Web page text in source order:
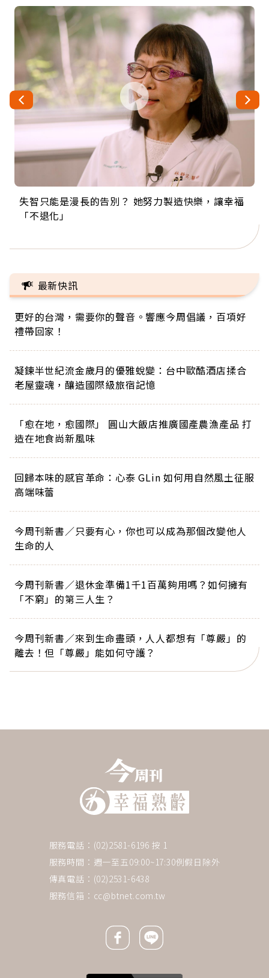
失智只能是漫長的告別？ 她努力製造快樂，讓幸福
「不退化」
來自剛果的巧克力神父 為台灣奉獻36年 「台灣是我
的家，我連作夢都講台語！」
63歲卸矽谷副總、搬回台灣找快樂！「蛋黃哥小
丑」走進安養院，逗樂上萬爺奶：退休後才開始真
104歲打破金氏世界紀錄 成為全球最年長羽球選
手，分享長壽的秘密原來是「這個」
事業巔峰他選擇追夢…黑手阿伯拉小提琴還登上小
巨蛋！連CNN都大讚！
最新快訊
更好的台灣，需要你的聲音。響應今周倡議，百項好
禮帶回家！
凝鍊半世紀流金歲月的優雅蛻變：台中歐酷酒店揉合
老屋靈魂，釀造國際級旅宿記憶
「愈在地，愈國際」 圓山大飯店推廣國產農漁產品 打
造在地食尚新風味
回歸本味的感官革命：心泰 GLin 如何用自然風土征服
高端味蕾
今周刊新書／只要有心，你也可以成為那個改變他人
生命的人
今周刊新書／退休金準備1千1百萬夠用嗎？如何擁有
「不窮」的第三人生？
今周刊新書／來到生命盡頭，人人都想有「尊嚴」的
離去！但「尊嚴」能如何守護？
服務電話：(02)2581-6196 按 1
服務時間：週一至五09:00~17:30例假日除外
傳真電話：(02)2531-6438
服務信箱： cc@btnet.com.tw
Facebook icon
Line icon